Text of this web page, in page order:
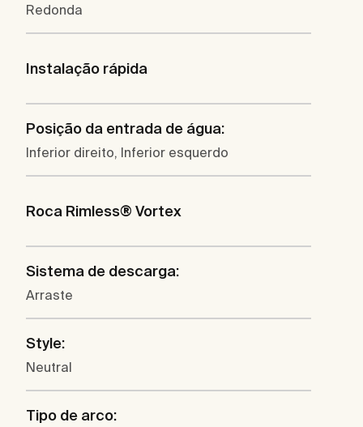
Redonda
Instalação rápida
Posição da entrada de água:
Inferior direito, Inferior esquerdo
Roca Rimless® Vortex
Sistema de descarga:
Arraste
Style:
Neutral
Tipo de arco: